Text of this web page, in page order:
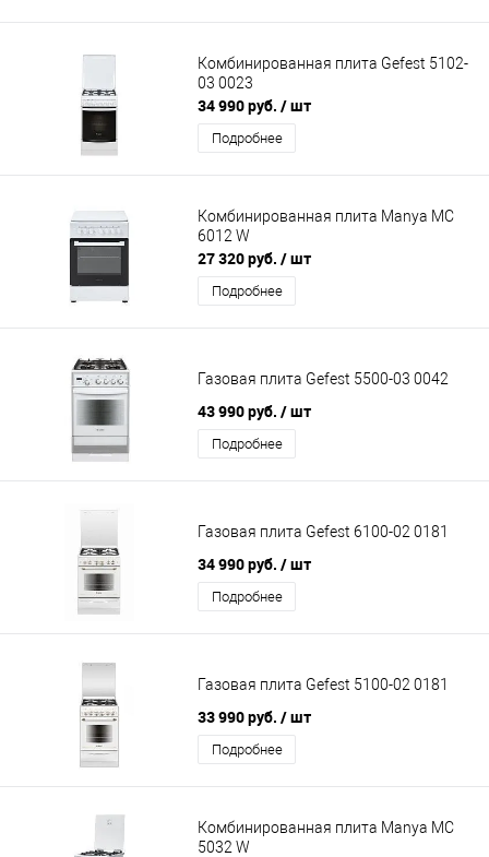
Комбинированная плита Gefest 5102-
03 0023
34 990 руб. / шт
Подробнее
Комбинированная плита Manya MC
6012 W
27 320 руб. / шт
Подробнее
Газовая плита Gefest 5500-03 0042
43 990 руб. / шт
Подробнее
Газовая плита Gefest 6100-02 0181
34 990 руб. / шт
Подробнее
Газовая плита Gefest 5100-02 0181
33 990 руб. / шт
Подробнее
Комбинированная плита Manya MC
5032 W